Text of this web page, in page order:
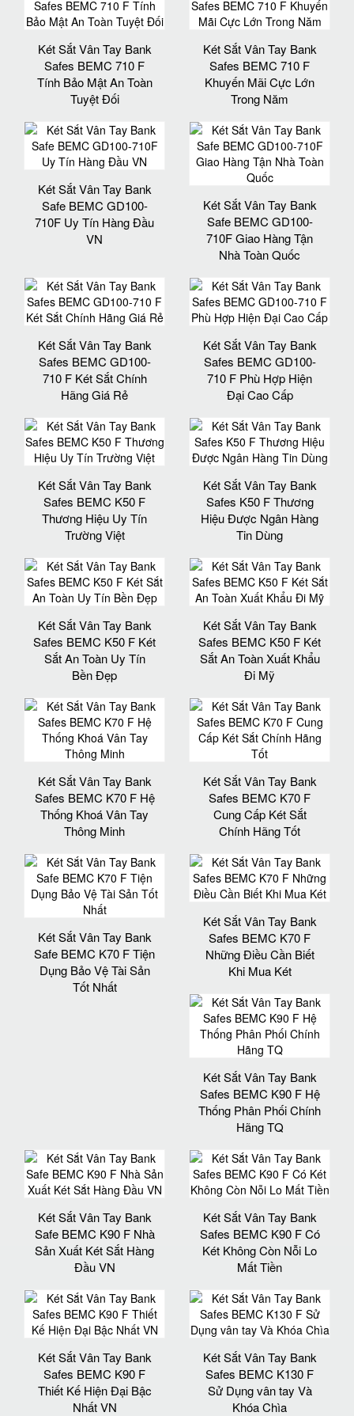
Két Sắt Vân Tay Bank
Safes BEMC 710 F
Tính Bảo Mật An Toàn
Tuyệt Đối
Két Sắt Vân Tay Bank
Safes BEMC 710 F
Khuyến Mãi Cực Lớn
Trong Năm
Két Sắt Vân Tay Bank
Safe BEMC GD100-
710F Uy Tín Hàng Đầu
VN
Két Sắt Vân Tay Bank
Safe BEMC GD100-
710F Giao Hàng Tận
Nhà Toàn Quốc
Két Sắt Vân Tay Bank
Safes BEMC GD100-
710 F Két Sắt Chính
Hãng Giá Rẻ
Két Sắt Vân Tay Bank
Safes BEMC GD100-
710 F Phù Hợp Hiện
Đại Cao Cấp
Két Sắt Vân Tay Bank
Safes BEMC K50 F
Thương Hiệu Uy Tín
Trường Việt
Két Sắt Vân Tay Bank
Safes K50 F Thương
Hiệu Được Ngân Hàng
Tin Dùng
Két Sắt Vân Tay Bank
Safes BEMC K50 F Két
Sắt An Toàn Uy Tín
Bền Đẹp
Két Sắt Vân Tay Bank
Safes BEMC K50 F Két
Sắt An Toàn Xuất Khẩu
Đi Mỹ
Két Sắt Vân Tay Bank
Safes BEMC K70 F Hệ
Thống Khoá Vân Tay
Thông Minh
Két Sắt Vân Tay Bank
Safes BEMC K70 F
Cung Cấp Két Sắt
Chính Hãng Tốt
Két Sắt Vân Tay Bank
Safe BEMC K70 F Tiện
Dụng Bảo Vệ Tài Sản
Tốt Nhất
Két Sắt Vân Tay Bank
Safes BEMC K70 F
Những Điều Cần Biết
Khi Mua Két
Két Sắt Vân Tay Bank
Safes BEMC K90 F Hệ
Thống Phân Phối Chính
Hãng TQ
Két Sắt Vân Tay Bank
Safe BEMC K90 F Nhà
Sản Xuất Két Sắt Hàng
Đầu VN
Két Sắt Vân Tay Bank
Safes BEMC K90 F Có
Két Không Còn Nỗi Lo
Mất Tiền
Két Sắt Vân Tay Bank
Safes BEMC K90 F
Thiết Kế Hiện Đại Bậc
Nhất VN
Két Sắt Vân Tay Bank
Safes BEMC K130 F
Sử Dụng vân tay Và
Khóa Chìa